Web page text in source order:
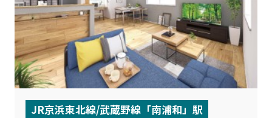
JR京浜東北線/武蔵野線「南浦和」駅